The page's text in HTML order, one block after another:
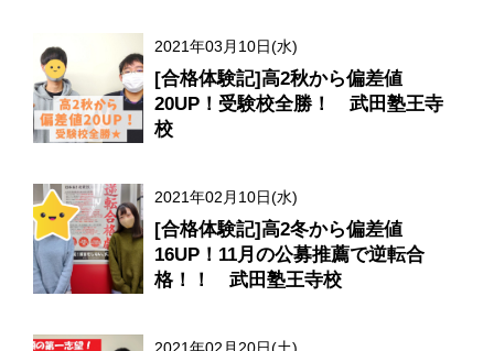
2021年03月10日(水)
[合格体験記]高2秋から偏差値
20UP！受験校全勝！ 武田塾王寺
校
2021年02月10日(水)
[合格体験記]高2冬から偏差値
16UP！11月の公募推薦で逆転合
格！！ 武田塾王寺校
2021年02月20日(土)